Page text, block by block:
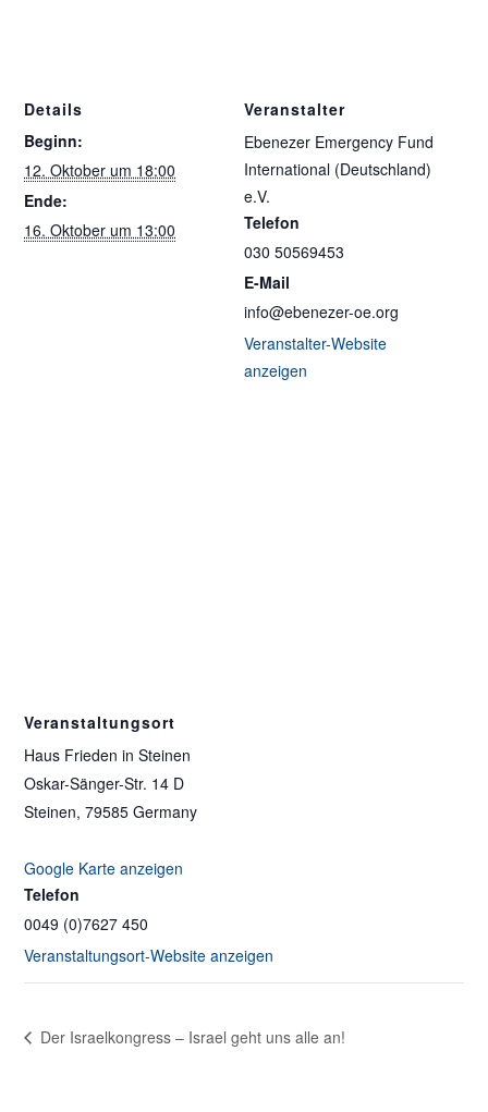
Details
Beginn:
12. Oktober um 18:00
Ende:
16. Oktober um 13:00
Veranstalter
Ebenezer Emergency Fund
International (Deutschland)
e.V.
Telefon
030 50569453
E-Mail
info@ebenezer-oe.org
Veranstalter-Website
anzeigen
Veranstaltungsort
Haus Frieden in Steinen
Oskar-Sänger-Str. 14 D
Steinen, 79585 Germany
Google Karte anzeigen
Telefon
0049 (0)7627 450
Veranstaltungsort-Website anzeigen
Der Israelkongress – Israel geht uns alle an!